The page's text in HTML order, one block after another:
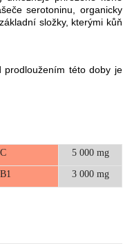
serotoninu, organicky
složky, kterými kůň
prodloužením této doby je
5 000 mg
3 000 mg